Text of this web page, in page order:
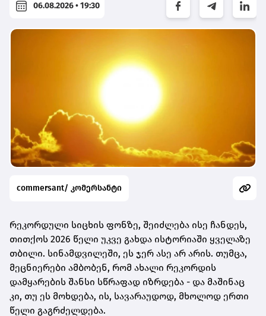
06.08.2026 • 19:30
commersant/ კომერსანტი
რეკორდული სიცხის ფონზე, შეიძლება ისე ჩანდეს,
თითქოს 2026 წელი უკვე გახდა ისტორიაში ყველაზე
თბილი. სინამდვილეში, ეს ჯერ ასე არ არის. თუმცა,
მეცნიერები ამბობენ, რომ ახალი რეკორდის
დამყარების შანსი სწრაფად იზრდება - და მაშინაც
კი, თუ ეს მოხდება, ის, სავარაუდოდ, მხოლოდ ერთი
წელი გაგრძელდება.